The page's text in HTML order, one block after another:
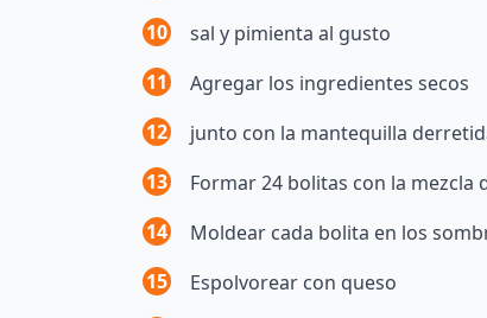
10
sal y pimienta al gusto
11
Agregar los ingredientes secos
12
junto con la mantequilla
13
Formar 24 bolitas con la mezcla
14
Moldear cada bolita en los
15
Espolvorear con queso